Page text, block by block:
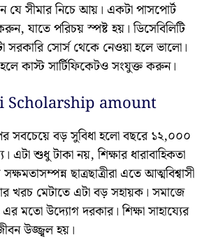
যে সীমার নিচে আয়। একটা পাসপোর্ট
যাতে পরিচয় স্পষ্ট হয়। ডিসেবিলিটি
সরকারি সোর্স থেকে নেওয়া হলে ভালো।
কাস্ট সার্টিফিকেটও সংযুক্ত করুন।
Scholarship amount
সবচেয়ে বড় সুবিধা হলো বছরে ১২,০০০
এটা শুধু টাকা নয়, শিক্ষার ধারাবাহিকতা
ছাত্রছাত্রীরা এতে আত্মবিশ্বাসী
খরচ মেটাতে এটা বড় সহায়ক। সমাজে
মতো উদ্যোগ দরকার। শিক্ষা সাহায্যের
উজ্জ্বল হয়।